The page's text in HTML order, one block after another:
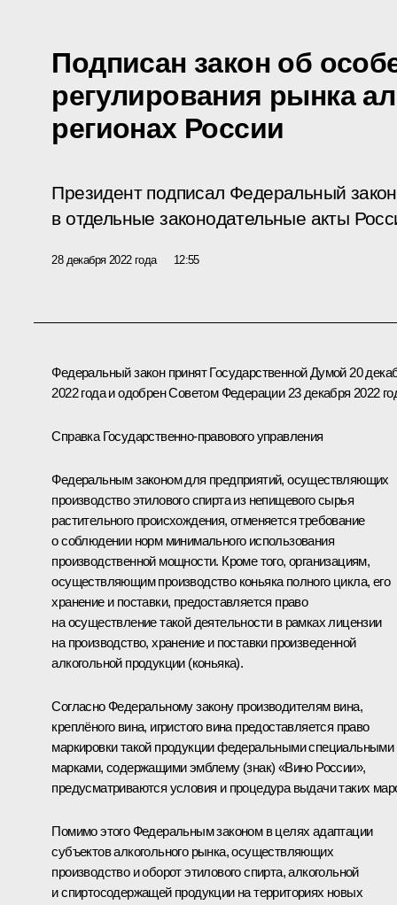
Подписан закон об
регулирования рынка
регионах России
Президент подписал Федеральный
в отдельные законодательные акты
28 декабря 2022 года 12:55
Федеральный закон принят Государственной Думой 20
2022 года и одобрен Советом Федерации 23 декабря 2022
Справка Государственно-правового управления
Федеральным законом для предприятий, осуществляющих
производство этилового спирта из непищевого сырья
растительного происхождения, отменяется требование
о соблюдении норм минимального использования
производственной мощности. Кроме того, организациям,
осуществляющим производство коньяка полного цикла, его
хранение и поставки, предоставляется право
на осуществление такой деятельности в рамках лицензии
на производство, хранение и поставки произведенной
алкогольной продукции (коньяка).
Согласно Федеральному закону производителям вина,
креплёного вина, игристого вина предоставляется право
маркировки такой продукции федеральными специальными
марками, содержащими эмблему (знак) «Вино России»,
предусматриваются условия и процедура выдачи таких
Помимо этого Федеральным законом в целях адаптации
субъектов алкогольного рынка, осуществляющих
производство и оборот этилового спирта, алкогольной
и спиртосодержащей продукции на территориях новых